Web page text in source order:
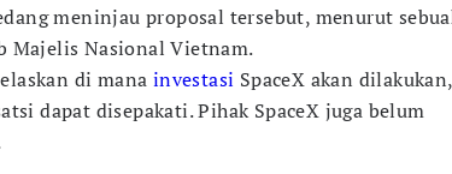
meninjau proposal tersebut, menurut
Majelis Nasional Vietnam.
di mana investasi SpaceX akan dilakukan,
dapat disepakati. Pihak SpaceX juga belum